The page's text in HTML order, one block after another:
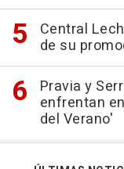
Central
de su
Pravia y
enfrentan
del Verano'